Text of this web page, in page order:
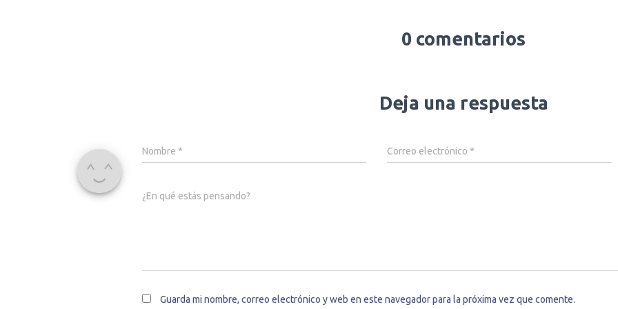
0 comentarios
Deja una respuesta
Nombre * Correo electrónico *
¿En qué estás pensando?
Guarda mi nombre, correo electrónico y web en este navegador para la próxima vez que comente.